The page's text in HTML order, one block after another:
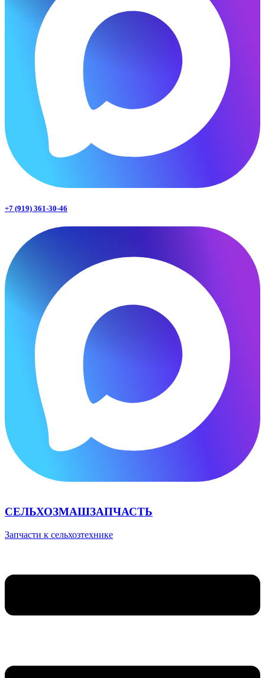
+7 (919) 361-30-46
СЕЛЬХОЗМАШЗАПЧАСТЬ
Запчасти к сельхозтехнике